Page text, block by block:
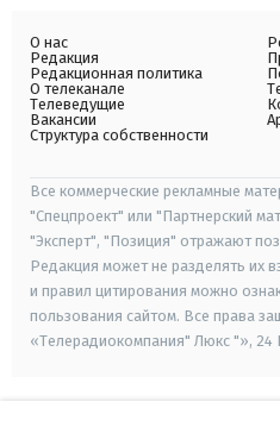
О нас
Редакция
Редакционная политика
О телеканале
Телеведущие
Вакансии
Структура собственности
Все коммерческие рекламные
"Спецпроект" или "Партнерский
"Эксперт", "Позиция" отражают
Редакция может не разделять их
и правил цитирования можно
пользования сайтом. Все права
«Телерадиокомпания" Люкс "», 24